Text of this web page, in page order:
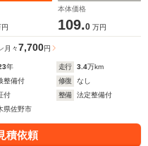
円
本体価格
109.0 万円
月々7,700円
年 走行 3.4万km
整備付 修復
なし
付 整備
法定整備付
県佐野市
積依頼